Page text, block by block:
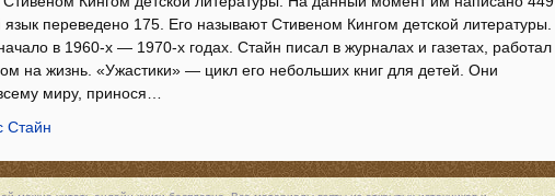
язык переведено 175. Его называют Стивеном Кингом детской литературы.
в 1960-х — 1970-х годах. Стайн писал в журналах и газетах, работал
на жизнь. «Ужастики» — цикл его небольших книг для детей. Они
миру, принося…
Стайн